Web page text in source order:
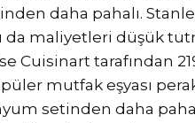
daha pahalı.
da maliyetleri düşük
Cuisinart tarafından
mutfak eşyası
setinden daha